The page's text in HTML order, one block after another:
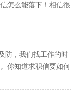
怎么能落下！相信很
面是小编整理...
防，我们找工作的时
你知道求职信要如何
供大家参...